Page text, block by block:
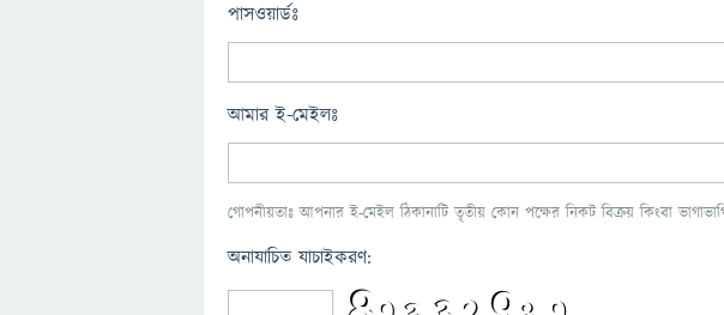
পাসওয়ার্ডঃ
আমার ই-মেইলঃ
গোপনীয়তাঃ আপনার ই-মেইল ঠিকানাটি তৃতীয় কোন পক্ষের নিকট বিক্রয় কিংবা
অনাযাচিত যাচাইকরণ: